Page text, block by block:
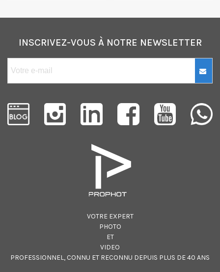
INSCRIVEZ-VOUS À NOTRE NEWSLETTER
VOTRE EXPERT
PHOTO
ET
VIDEO
PROFESSIONNEL, CONNU ET RECONNU DEPUIS PLUS DE 40 ANS